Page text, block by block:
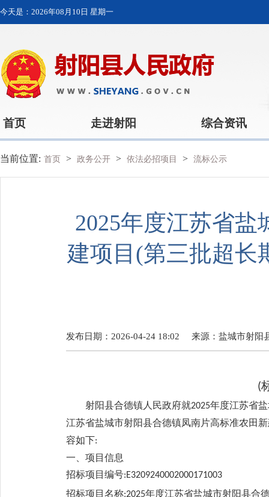
今天是： 2026年08月10日 星期一
首页 走进射阳 综合资讯
当前位置: 首页 > 政务公开 > 依法必招项目 > 流标公示
2025年度江苏省
建项目(第三批超长
发布日期：2026-04-24 18:02 来源： 盐城市射阳
(
射阳县合德镇人民政府就2025年度江苏省
江苏省盐城市射阳县合德镇凤南片高标准农田
容如下:
一、项目信息
招标项目编号:E3209240002000171003
招标项目名称:2025年度江苏省盐城市射阳县合